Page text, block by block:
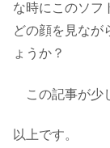
な時にこのソフ
どの顔を見なが
ょうか？
この記事が少
以上です。